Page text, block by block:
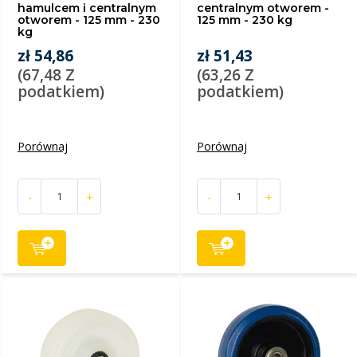
hamulcem i centralnym
otworem - 125 mm - 230
kg
zł 54,86
(67,48 Z
podatkiem)
Porównaj
- +
centralnym otworem -
125 mm - 230 kg
zł 51,43
(63,26 Z
podatkiem)
Porównaj
- +